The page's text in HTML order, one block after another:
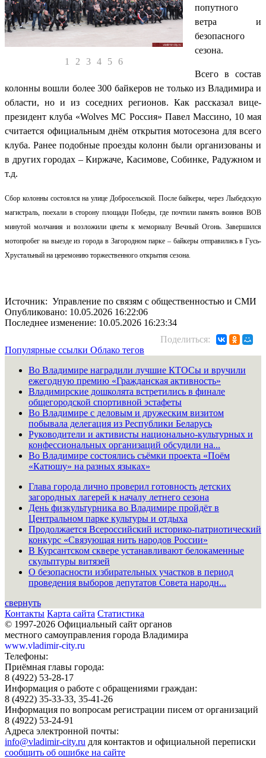
1 2 3 4 5 6
попутного
ветра и
безопасного
сезона.
Всего в состав
колонны вошли более 300 байкеров не только из Владимира и
области, но и из соседних регионов. Как рассказал вице-
президент клуба «Wolves MC Россия» Павел Массино, 10 мая
считается официальным днём открытия мотосезона для всего
клуба. Ранее подобные проезды колонн были организованы и
в других городах – Киржаче, Касимове, Собинке, Радужном и
т.д.
Сбор колонны состоялся на улице Добросельской. После байкеры, через Лыбедскую
магистраль, поехали в сторону площади Победы, где почтили память воинов ВОВ
минутой молчания и возложили цветы к мемориалу Вечный Огонь. Завершился
мотопробег на выезде из города в Загородном парке – байкеры отправились в Гусь-
Хрустальный на церемонию торжественного открытия сезона.
Источник: Управление по связям с общественностью и СМИ
Опубликовано: 10.05.2026 16:22:06
Последнее изменение: 10.05.2026 16:23:34
Поделиться:
Популярные ссылки Облако тегов
Во Владимире наградили лучшие КТОСы и вручили
ежегодную премию «Гражданская активность»
Владимирские дошколята встретились в финале
общегородской спортивной эстафеты
Во Владимире с деловым и дружеским визитом
побывала делегация из Республики Беларусь
Руководители и активисты национально-культурных и
конфессиональных организаций обсудили на...
Во Владимире состоялись съёмки проекта «Поём
«Катюшу» на разных языках»
Глава города лично проверил готовность детских
загородных лагерей к началу летнего сезона
День физкультурника во Владимире пройдёт в
Центральном парке культуры и отдыха
Продолжается Всероссийский историко-патриотический
конкурс «Связующая нить народов России»
В Курсантском сквере устанавливают белокаменные
скульптуры витязей
О безопасности избирательных участков в период
проведения выборов депутатов Совета народн...
свернуть
Контакты Карта сайта Статистика
© 1997-2026 Официальный сайт органов
местного самоуправления города Владимира
www.vladimir-city.ru
Телефоны:
Приёмная главы города:
8 (4922) 53-28-17
Информация о работе с обращениями граждан:
8 (4922) 35-33-33, 35-41-26
Информация по вопросам регистрации писем от организаций
8 (4922) 53-24-91
Адреса электронной почты:
info@vladimir-city.ru для контактов и официальной переписки
сообщить об ошибке на сайте